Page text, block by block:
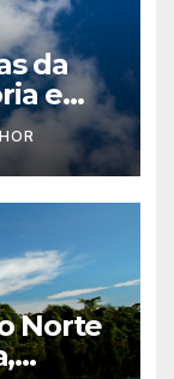
da
e
Norte